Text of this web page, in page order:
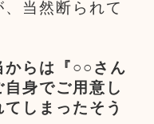
当然断られて
からは『○○さん
身でご用意し
しまったそう